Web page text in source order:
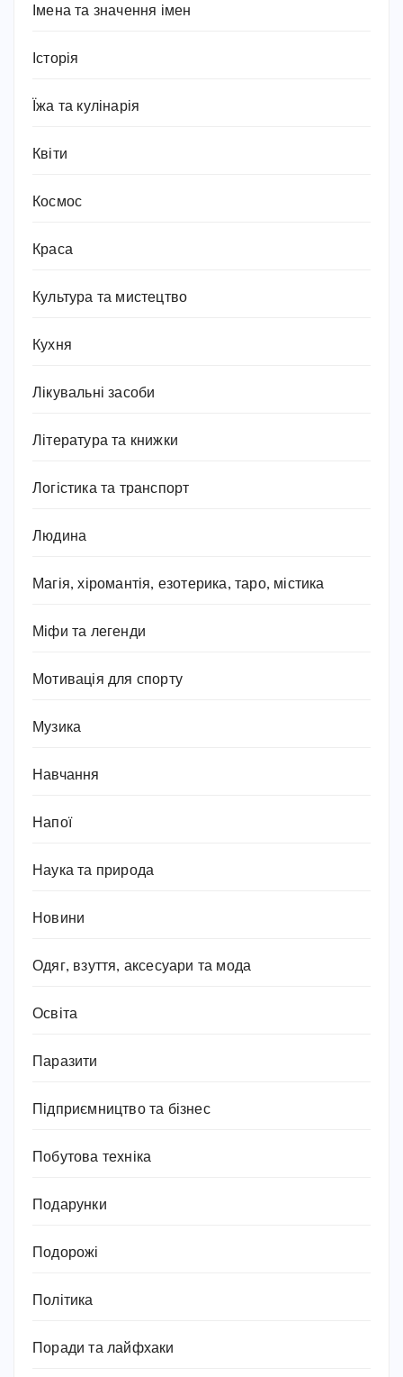
Імена та значення імен
Історія
Їжа та кулінарія
Квіти
Космос
Краса
Культура та мистецтво
Кухня
Лікувальні засоби
Література та книжки
Логістика та транспорт
Людина
Магія, хіромантія, езотерика, таро, містика
Міфи та легенди
Мотивація для спорту
Музика
Навчання
Напої
Наука та природа
Новини
Одяг, взуття, аксесуари та мода
Освіта
Паразити
Підприємництво та бізнес
Побутова техніка
Подарунки
Подорожі
Політика
Поради та лайфхаки